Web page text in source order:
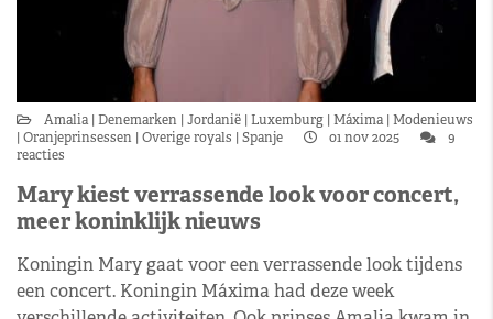
Amalia Denemarken Jordanië Luxemburg Máxima Modenieuws
Oranjeprinsessen Overige royals Spanje 01 nov 2025
9
reacties
Mary kiest verrassende look voor concert,
meer koninklijk nieuws
Koningin Mary gaat voor een verrassende look tijdens
een concert. Koningin Máxima had deze week